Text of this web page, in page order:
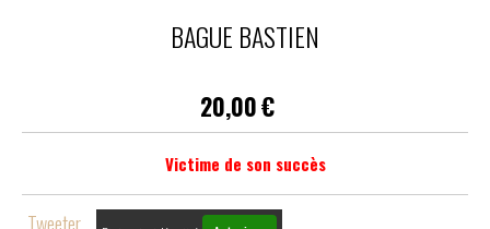
BAGUE BASTIEN
20,00€
Victime de son succès